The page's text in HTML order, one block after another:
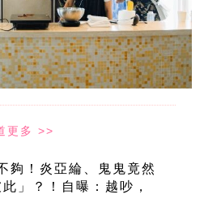
夠！炎亞綸、鬼鬼竟然
」？！自曝：越吵，